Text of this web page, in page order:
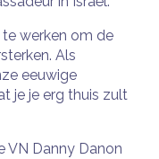
werken om de
Als
eeuwige
je je erg thuis zult
VN Danny Danon